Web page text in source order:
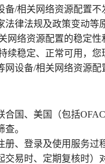
/相关网络资源配置
律法规及政策变动
网络资源配置的稳定
稳定、正常可用，您
设备/相关网络资源
国、美国（包括
。
、登录及使用服务
易时、定期复核时